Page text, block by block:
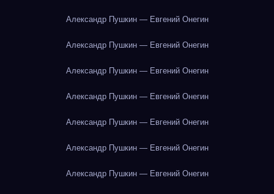
Александр Пушкин — Евгений Онегин
Александр Пушкин — Евгений Онегин
Александр Пушкин — Евгений Онегин
Александр Пушкин — Евгений Онегин
Александр Пушкин — Евгений Онегин
Александр Пушкин — Евгений Онегин
Александр Пушкин — Евгений Онегин